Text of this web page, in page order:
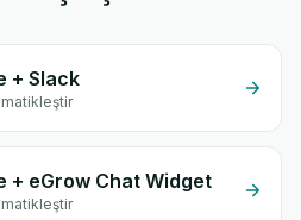
+ Slack
+ eGrow Chat Widget